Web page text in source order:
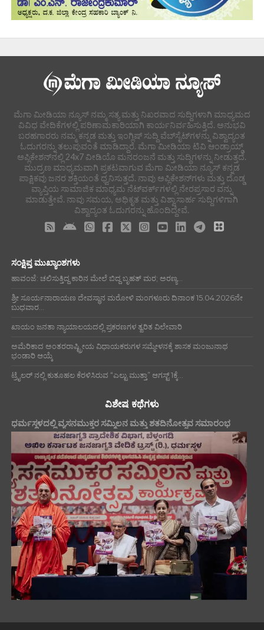
ಮೆಗಾ ಮೀಡಿಯಾ ನ್ಯೂಸ್ ನಮ್ಮ ಸತ್ಯ ಮತ್ತು ನಿಖರವಾದ ಸುದ್ದಿಗಳಾಗಿ ಮಾಧ್ಯಮದ
ವಿವಿಧ ವೇದಿಕೆಗಳಲ್ಲಿ ಪರಿಣಾಮಕಾರಿಯಾಗಿ ಕಾರ್ಯನಿರ್ವಹಿಸುತ್ತಿದೆ. ಅನುಭವಿ
ಬರಹಗಾರರು ನಮ್ಮ ಕನ್ನಡ ಮತ್ತು ಇಂಗ್ಲಿಷ್ ಸುದ್ದಿ ವೆಬ್‌ಸೈಟ್‌ಗಳನ್ನು ವಿಶ್ವಾದ್ಯಂತ
ಓದುಗರನ್ನು ತಲುಪುವಂತೆ ಮಾಡಿದ್ದಾರೆ. ಮೆಗಾ ಮೀಡಿಯಾ ಟಿವಿ ಆಂಡ್ರಾಯ್ಡ್
ಅಪ್ಲಿಕೇಶನ್‌ನಲ್ಲಿ 24x7 ವೀಡಿಯೊ ಮನರಂಜನೆ ಮತ್ತು ಸುದ್ದಿಗಳನ್ನು ನೀಡುತ್ತದೆ.
ಮುದ್ರಣ ಮಾಧ್ಯಮವಾಗಿ ಪ್ರಕಟವಾಗುವ ಮೆಗಾ ಮೀಡಿಯಾ ನ್ಯೂಸ್ ಕನ್ನಡ
ಪಾಕ್ಷಿಕವು ಜನರ ಶಕ್ತಿಯಂತೆ ಧ್ವನಿಸುತ್ತದೆ. ನಾವು ಅಪ್ಲಿಕೇಶನ್‌ಗಳು ಮತ್ತು ದೊಡ್ಡ
ವ್ಯಾಪ್ತಿಯ ಸಾಮಾಜಿಕ ಮಾಧ್ಯಮ ನೆಟ್‌ವರ್ಕ್‌ಗಳಲ್ಲಿ ನೇರಪ್ರಸಾರ ವನ್ನು
ಮಾಡುತ್ತೇವೆ. ನಾವು ಸಮಯ, ಅಧಿಕೃತ ಮತ್ತು ವಿಶ್ವಾಸಾರ್ಹ ಸುದ್ದಿಗಳಿಗಾಗಿ
ವಿಶ್ವಾದ್ಯಂತ ಓದುಗರನ್ನು ಹೊಂದಿದ್ದೇವೆ.
ಸಂಕ್ಷಿಪ್ತ ಮುಖ್ಯಾಂಶಗಳು
ಹಾವಂಜೆ: ಚಲಿಸುತ್ತಿದ್ದ ಕಾರಿನ ಮೇಲೆ ಬಿದ್ದ ಬೃಹತ್ ಮರ; ಅರಣ್ಯ...
ಶ್ರೀ ಸೂರ್ಯನಾರಾಯಣ ದೇವಸ್ಥಾನ ಮರೋಳಿ ಮಂಗಳೂರು ದಿನಾಂಕ 15.04.2026ನೇ
ಬುಧವಾರ...
ಖಾಯಂ ಜನತಾ ನ್ಯಾಯಾಲಯದಲ್ಲಿ ಪ್ರಕರಣಗಳ ತ್ವರಿತ ವಿಲೇವಾರಿ
ಅಮೆರಿಕಾದ ಅಂತರರಾಷ್ಟ್ರೀಯ ವಿಧಾಯಕರುಗಳ ಸಮ್ಮೇಳನಕ್ಕೆ ಶಾಸಕ ಮಂಜುನಾಥ
ಭಂಡಾರಿ ಆಯ್ಕೆ
ಟ್ರೈಲರ್ ನಲ್ಲಿ ಕುತೂಹಲ ಕೆರಳಿಸಿರುವ “ಎಲ್ಟು ಮುತ್ತಾ” ಆಗಸ್ಟ್ 1ಕ್ಕೆ...
ವಿಶೇಷ ಕಥೆಗಳು
ಧರ್ಮಸ್ಥಳದಲ್ಲಿ ವ್ಯಸನಮುಕ್ತರ ಸಮ್ಮಿಲನ ಮತ್ತು ಶತದಿನೋತ್ಸವ ಸಮಾರಂಭ